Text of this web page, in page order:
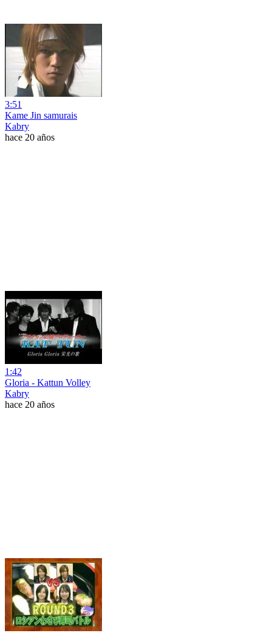
3:51
Kame Jin samurais
Kabry
hace 20 años
1:42
Gloria - Kattun Volley
Kabry
hace 20 años